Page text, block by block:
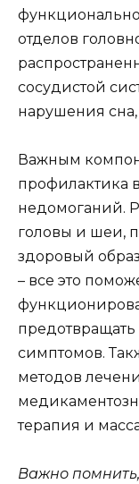
отделов
сосудистой
нарушения сна,
Важным
профилактика
недомоганий.
головы и шеи,
здоровый
– все это
симптомов.
методов
терапия и
Важно